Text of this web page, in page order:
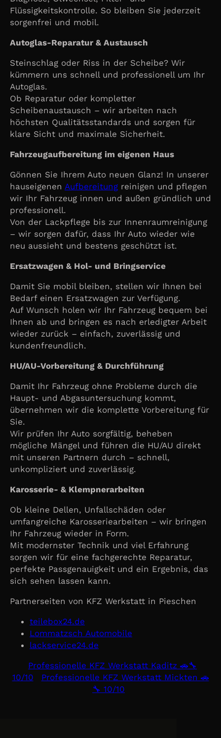
Flüssigkeitskontrolle. So bleiben Sie jederzeit
sorgenfrei und mobil.
Autoglas-Reparatur & Austausch
Steinschlag oder Riss in der Scheibe? Wir
kümmern uns schnell und professionell um Ihr
Autoglas.
Ob Reparatur oder kompletter
Scheibenaustausch – wir arbeiten nach
höchsten Qualitätsstandards und sorgen für
klare Sicht und maximale Sicherheit.
Fahrzeugaufbereitung im eigenen Haus
Gönnen Sie Ihrem Auto neuen Glanz! In unserer
hauseigenen Aufbereitung reinigen und pflegen
wir Ihr Fahrzeug innen und außen gründlich und
professionell.
Von der Lackpflege bis zur Innenraumreinigung
– wir sorgen dafür, dass Ihr Auto wieder wie
neu aussieht und bestens geschützt ist.
Ersatzwagen & Hol- und Bringservice
Damit Sie mobil bleiben, stellen wir Ihnen bei
Bedarf einen Ersatzwagen zur Verfügung.
Auf Wunsch holen wir Ihr Fahrzeug bequem bei
Ihnen ab und bringen es nach erledigter Arbeit
wieder zurück – einfach, zuverlässig und
kundenfreundlich.
HU/AU-Vorbereitung & Durchführung
Damit Ihr Fahrzeug ohne Probleme durch die
Haupt- und Abgasuntersuchung kommt,
übernehmen wir die komplette Vorbereitung für
Sie.
Wir prüfen Ihr Auto sorgfältig, beheben
mögliche Mängel und führen die HU/AU direkt
mit unseren Partnern durch – schnell,
unkompliziert und zuverlässig.
Karosserie- & Klempnerarbeiten
Ob kleine Dellen, Unfallschäden oder
umfangreiche Karosseriearbeiten – wir bringen
Ihr Fahrzeug wieder in Form.
Mit modernster Technik und viel Erfahrung
sorgen wir für eine fachgerechte Reparatur,
perfekte Passgenauigkeit und ein Ergebnis, das
sich sehen lassen kann.
Partnerseiten von KFZ Werkstatt in Pieschen
teilebox24.de
Lommatzsch Automobile
lackservice24.de
Professionelle KFZ Werkstatt Kaditz 🚗🔧
10/10
Professionelle KFZ Werkstatt Mickten 🚗
🔧 10/10